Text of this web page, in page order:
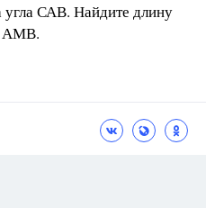
САВ. Найдите длину
АМВ.